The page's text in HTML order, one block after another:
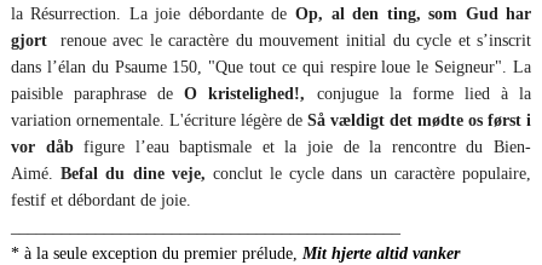
la Résurrection. La joie débordante de Op, al den ting, som Gud har
gjortrenoue avec le caractère du mouvement initial du cycle et s’inscrit
dans l’élan du Psaume 150, "Que tout ce qui respire loue le Seigneur". La
paisible paraphrase de O kristelighed!, conjugue la forme lied à la
variation ornementale. L'écriture légère de Så vældigt det mødte os først i
vor dåbfigure l’eau baptismale et la joie de la rencontre du Bien-
Aimé.Befal du dine veje, conclut le cycle dans un caractère populaire,
festif et débordant de joie.
* à la seule exception du premier prélude, Mit hjerte altid vanker